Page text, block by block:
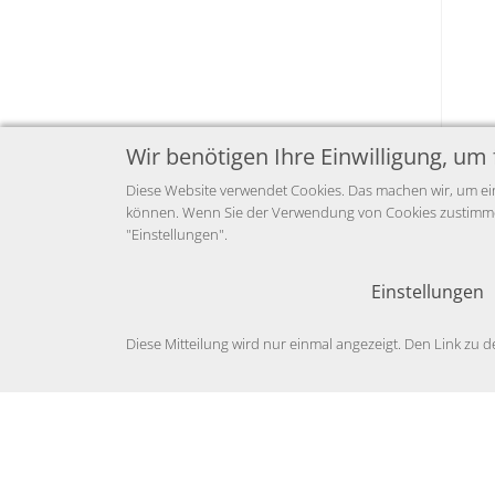
Wir benötigen Ihre Einwilligung,
Diese Website verwendet Cookies. Das machen wir,
können. Wenn Sie der Verwendung von Cookies
"Einstellungen".
Einstellungen
Diese Mitteilung wird nur einmal angezeigt. Den Link zu